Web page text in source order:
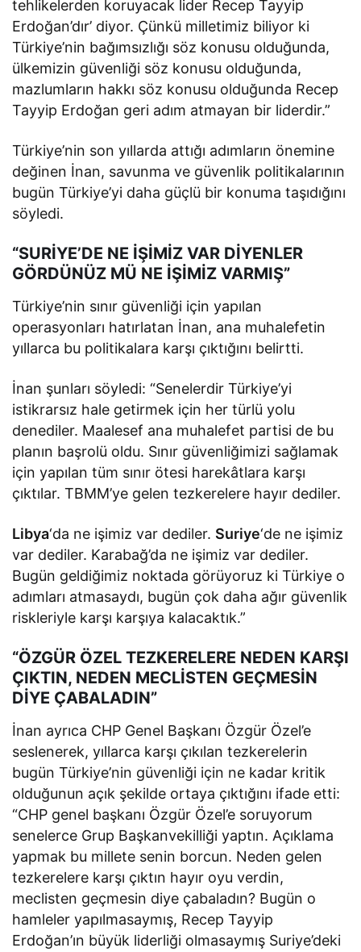
tehlikelerden koruyacak lider Recep Tayyip
Erdoğan’dır’ diyor. Çünkü milletimiz biliyor ki
Türkiye’nin bağımsızlığı söz konusu olduğunda,
ülkemizin güvenliği söz konusu olduğunda,
mazlumların hakkı söz konusu olduğunda Recep
Tayyip Erdoğan geri adım atmayan bir liderdir.”
Türkiye’nin son yıllarda attığı adımların önemine
değinen İnan, savunma ve güvenlik politikalarının
bugün Türkiye’yi daha güçlü bir konuma taşıdığını
söyledi.
“SURİYE’DE NE İŞİMİZ VAR DİYENLER
GÖRDÜNÜZ MÜ NE İŞİMİZ VARMIŞ”
Türkiye’nin sınır güvenliği için yapılan
operasyonları hatırlatan İnan, ana muhalefetin
yıllarca bu politikalara karşı çıktığını belirtti.
İnan şunları söyledi: “Senelerdir Türkiye’yi
istikrarsız hale getirmek için her türlü yolu
denediler. Maalesef ana muhalefet partisi de bu
planın başrolü oldu. Sınır güvenliğimizi sağlamak
için yapılan tüm sınır ötesi harekâtlara karşı
çıktılar. TBMM’ye gelen tezkerelere hayır dediler.
Libya‘da ne işimiz var dediler. Suriye‘de ne işimiz
var dediler. Karabağ’da ne işimiz var dediler.
Bugün geldiğimiz noktada görüyoruz ki Türkiye o
adımları atmasaydı, bugün çok daha ağır güvenlik
riskleriyle karşı karşıya kalacaktık.”
“ÖZGÜR ÖZEL TEZKERELERE NEDEN KARŞI
ÇIKTIN, NEDEN MECLİSTEN GEÇMESİN
DİYE ÇABALADIN”
İnan ayrıca CHP Genel Başkanı Özgür Özel’e
seslenerek, yıllarca karşı çıkılan tezkerelerin
bugün Türkiye’nin güvenliği için ne kadar kritik
olduğunun açık şekilde ortaya çıktığını ifade etti:
“CHP genel başkanı Özgür Özel’e soruyorum
senelerce Grup Başkanvekilliği yaptın. Açıklama
yapmak bu millete senin borcun. Neden gelen
tezkerelere karşı çıktın hayır oyu verdin,
meclisten geçmesin diye çabaladın? Bugün o
hamleler yapılmasaymış, Recep Tayyip
Erdoğan’ın büyük liderliği olmasaymış Suriye’deki